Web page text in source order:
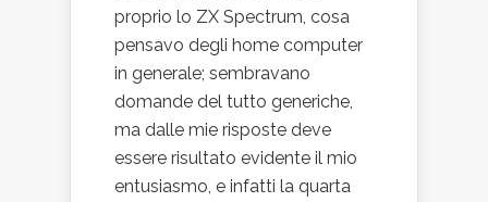
proprio lo ZX Spectrum, cosa
pensavo degli home computer
in generale; sembravano
domande del tutto generiche,
ma dalle mie risposte deve
essere risultato evidente il mio
entusiasmo, e infatti la quarta